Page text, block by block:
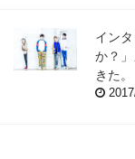
イン
か？
きた。